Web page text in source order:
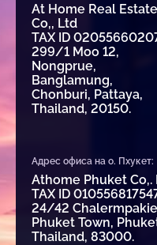
At Home Real Estate
Co,, Ltd
TAX ID
299/1 Moo 12,
Nongprue,
Banglamung,
Chonburi, Pattaya,
Thailand, 20150.
Адрес офиса на о. Пхукет:
Athome Phuket Co,.
TAX ID
24/42
Phuket Town,
Thailand, 83000.